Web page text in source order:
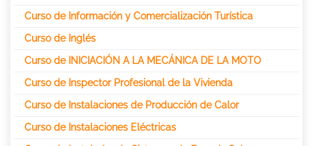
Curso de Información y Comercialización Turística
Curso de Inglés
Curso de INICIACIÓN A LA MECÁNICA DE LA MOTO
Curso de Inspector Profesional de la Vivienda
Curso de Instalaciones de Producción de Calor
Curso de Instalaciones Eléctricas